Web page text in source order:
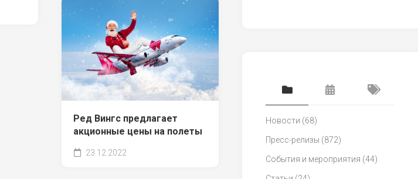
Ред Вингс предлагает
акционные цены на полеты
23.12.2022
Новости (68)
Пресс-релизы (872)
События и мероприятия (44)